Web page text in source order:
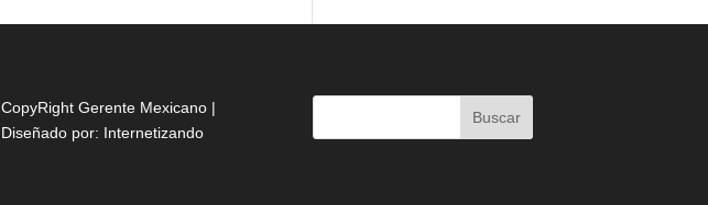
CopyRight Gerente Mexicano |
Diseñado por: Internetizando